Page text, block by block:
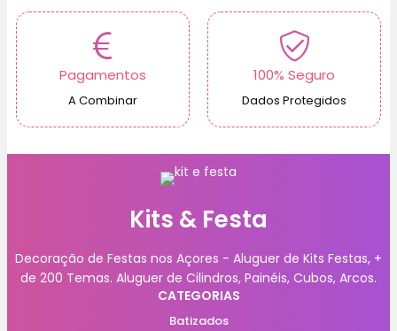
Pagamentos
A Combinar
100% Seguro
Dados Protegidos
Kits & Festa
Decoração de Festas nos Açores - Aluguer de Kits Festas, +
de 200 Temas. Aluguer de Cilindros, Painéis, Cubos, Arcos.
CATEGORIAS
Batizados